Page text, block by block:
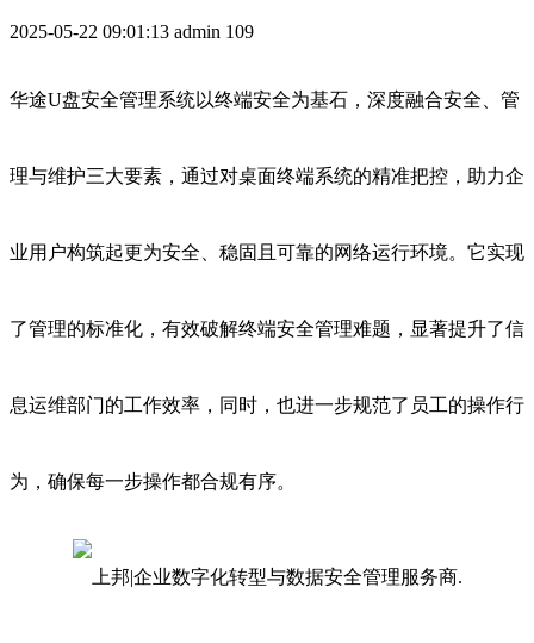
2025-05-22 09:01:13 admin 109
华途U盘安全管理系统以终端安全为基石，深度融合安全、管
理与维护三大要素，通过对桌面终端系统的精准把控，助力企
业用户构筑起更为安全、稳固且可靠的网络运行环境。它实现
了管理的标准化，有效破解终端安全管理难题，显著提升了信
息运维部门的工作效率，同时，也进一步规范了员工的操作行
为，确保每一步操作都合规有序。